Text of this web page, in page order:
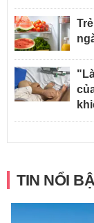
TIN NỔI